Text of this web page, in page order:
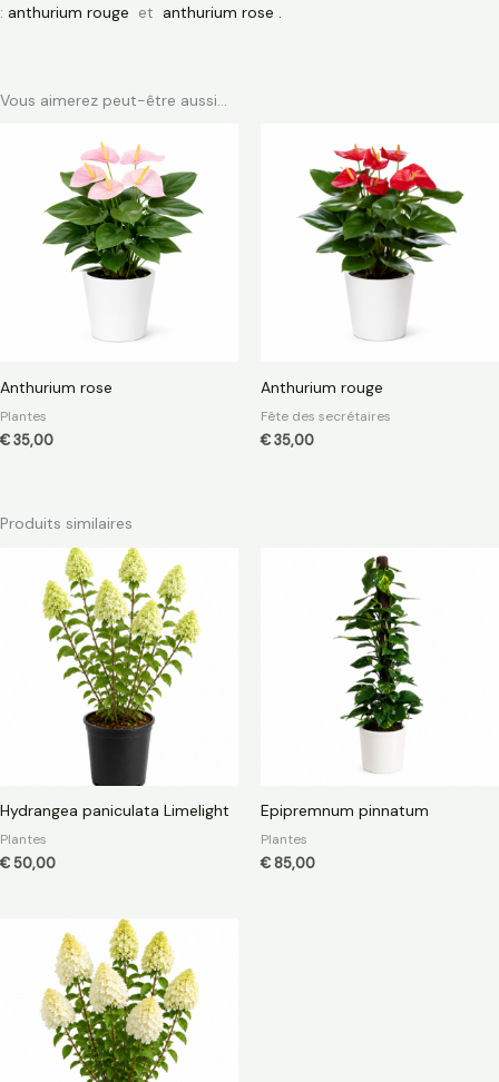
: anthurium rouge et anthurium rose .
Vous aimerez peut-être aussi…
Anthurium rose
Plantes
€35,00
Anthurium rouge
Fête des secrétaires
€35,00
Produits similaires
Hydrangea paniculata Limelight
Plantes
€ 50,00
Epipremnum pinnatum
Plantes
€85,00